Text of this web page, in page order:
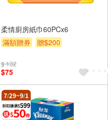
柔情廚房紙巾60PCx6
滿額贈券
贈$200
$ 132
$75